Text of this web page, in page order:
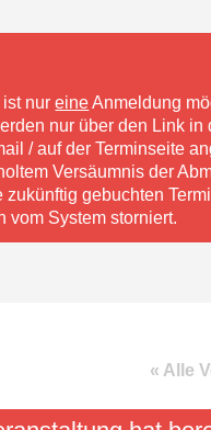
ist nureineAnmeldung
nur über den Link in
/ auf der Terminseite
Versäumnis der
zukünftig gebuchten
vom System storniert.
« Alle